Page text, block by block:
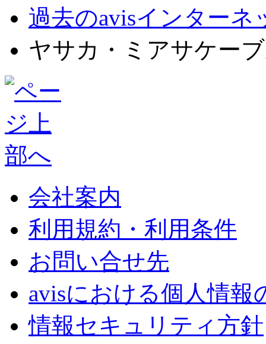
過去のavisインターネ
ヤサカ・ミアサケー
会社案内
利用規約・利用条件
お問い合せ先
avisにおける個人情
情報セキュリティ方針